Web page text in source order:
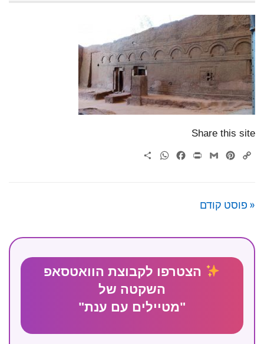
Share this site
Copy
Pinterest
Gmail
Print
Facebook
WhatsApp
« פוסט קודם
הצטרפו לקבוצת הוואטסאפ
השקטה של
"מטיילים עם ענת"